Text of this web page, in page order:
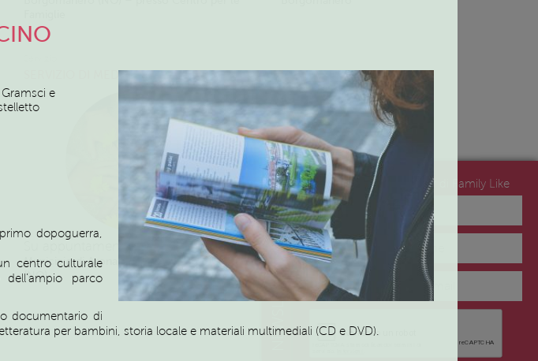
e
dopoguerra,
centro culturale
parco
documentario di
per bambini, storia locale e materiali multimediali (CD e DVD).
SERVIZIO DI MEDIAZIONE FAMILIARE
Pianterreno del
Municipio di Arona, Via San Carlo 2 – Arona
(NO)
NEWSLETTER
Iscriviti alla newsletter di Family Like